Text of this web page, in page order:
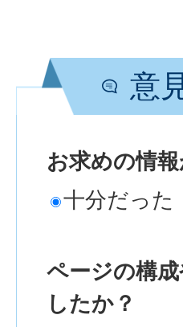
意
お求めの情
十分だった
ページの構
したか？